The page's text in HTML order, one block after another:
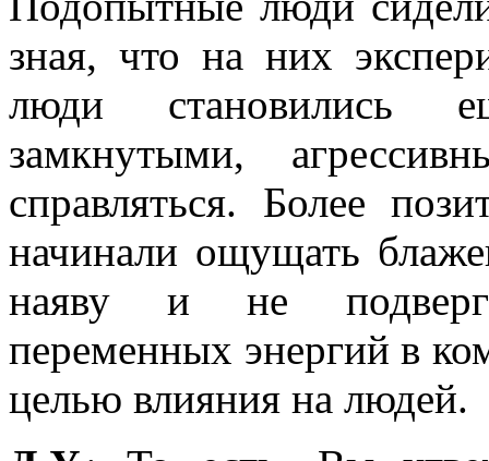
зная, что на них
люди становились
замкнутыми,
справляться. Более
начинали ощущать
наяву и не
переменных энергий в
целью влияния на людей.